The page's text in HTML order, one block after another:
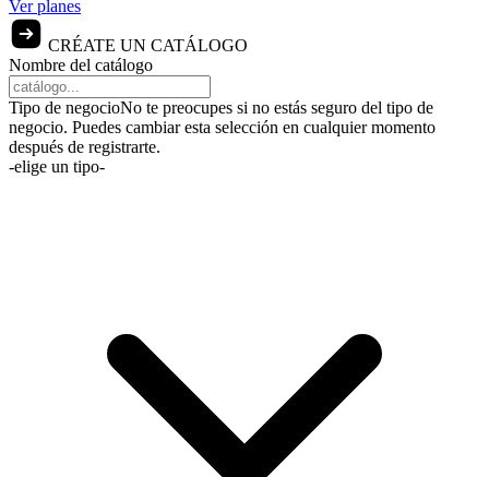
Ver planes
CRÉATE UN CATÁLOGO
Nombre del catálogo
Tipo de negocioNo te preocupes si no estás seguro del tipo de
negocio. Puedes cambiar esta selección en cualquier momento
después de registrarte.
-elige un tipo-